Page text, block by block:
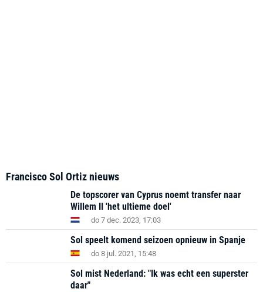
Francisco Sol Ortiz nieuws
De topscorer van Cyprus noemt transfer naar
Willem II 'het ultieme doel'
do 7 dec. 2023, 17:03
Sol speelt komend seizoen opnieuw in Spanje
do 8 jul. 2021, 15:48
Sol mist Nederland: "Ik was echt een superster
daar"